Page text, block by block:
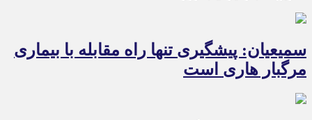
سمیعیان: پیشگیری تنها راه مقابله با بیماری
مرگبار هاری است